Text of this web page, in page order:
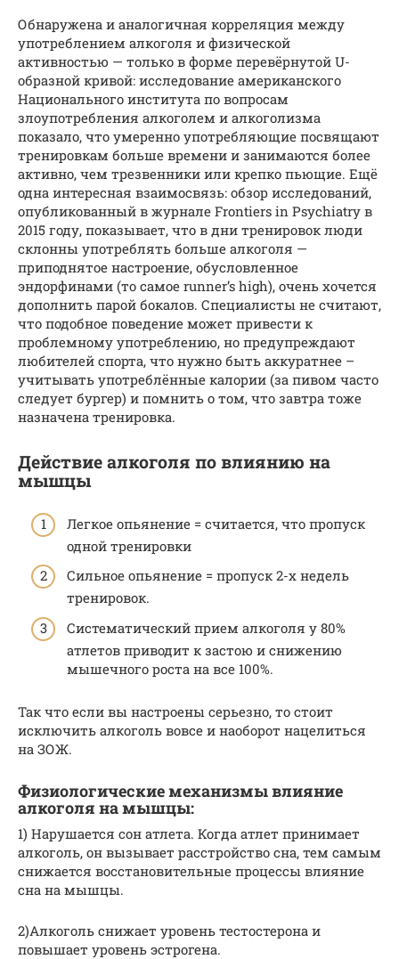
Обнаружена и аналогичная корреляция между
употреблением алкоголя и физической
активностью — только в форме перевёрнутой U-
образной кривой: исследование американского
Национального института по вопросам
злоупотребления алкоголем и алкоголизма
показало, что умеренно употребляющие посвящают
тренировкам больше времени и занимаются более
активно, чем трезвенники или крепко пьющие. Ещё
одна интересная взаимосвязь: обзор исследований,
опубликованный в журнале Frontiers in Psychiatry в
2015 году, показывает, что в дни тренировок люди
склонны употреблять больше алкоголя —
приподнятое настроение, обусловленное
эндорфинами (то самое runner’s high), очень хочется
дополнить парой бокалов. Специалисты не считают,
что подобное поведение может привести к
проблемному употреблению, но предупреждают
любителей спорта, что нужно быть аккуратнее –
учитывать употреблённые калории (за пивом часто
следует бургер) и помнить о том, что завтра тоже
назначена тренировка.
Действие алкоголя по влиянию на
мышцы
Легкое опьянение = считается, что пропуск
одной тренировки
Сильное опьянение = пропуск 2-х недель
тренировок.
Систематический прием алкоголя у 80%
атлетов приводит к застою и снижению
мышечного роста на все 100%.
Так что если вы настроены серьезно, то стоит
исключить алкоголь вовсе и наоборот нацелиться
на ЗОЖ.
Физиологические механизмы влияние
алкоголя на мышцы:
1) Нарушается сон атлета. Когда атлет принимает
алкоголь, он вызывает расстройство сна, тем самым
снижается восстановительные процессы влияние
сна на мышцы.
2)Алкоголь снижает уровень тестостерона и
повышает уровень эстрогена.